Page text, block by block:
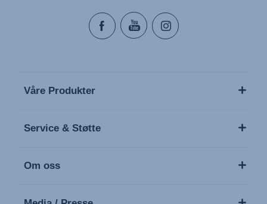
Våre Produkter
Service & Støtte
Om oss